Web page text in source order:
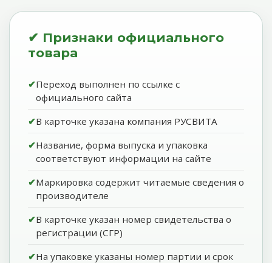
✔ Признаки официального
товара
Переход выполнен по ссылке с
официального сайта
В карточке указана компания РУСВИТА
Название, форма выпуска и упаковка
соответствуют информации на сайте
Маркировка содержит читаемые сведения о
производителе
В карточке указан номер свидетельства о
регистрации (СГР)
На упаковке указаны номер партии и срок